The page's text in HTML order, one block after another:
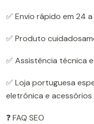
✅ Envio rápido em 24
✅ Produto
✅ Assistência técnica
✅ Loja portuguesa
eletrónica e
❓ FAQ SEO